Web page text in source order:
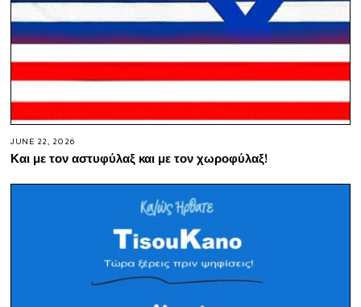
JUNE 22, 2026
Και με τον αστυφύλαξ και με τον χωροφύλαξ!